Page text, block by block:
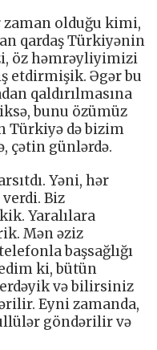
olduğu kimi,
qardaş Türkiyənin
öz həmrəyliyimizi
etdirmişik. Əgər bu
qaldırılmasına
bunu özümüz
Türkiyə də bizim
çətin günlərdə.
Yəni, hər
Biz
Yaralılara
Mən əziz
başsağlığı
ki, bütün
və bilirsiniz
Eyni zamanda,
göndərilir və